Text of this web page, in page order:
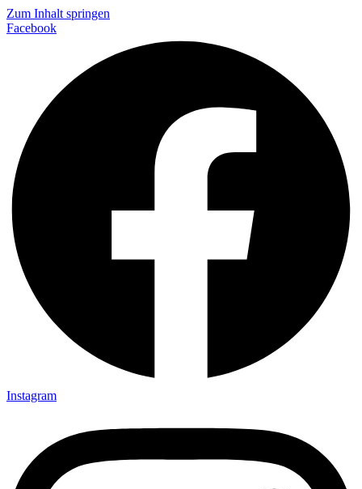
Zum Inhalt springen
Facebook
Instagram